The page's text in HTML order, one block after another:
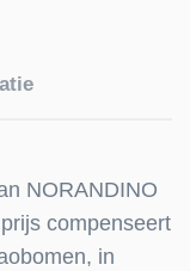
NORANDINO
compenseert
in